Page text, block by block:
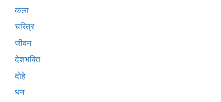
कला
चरित्र
जीवन
देशभक्ति
दोहे
धन